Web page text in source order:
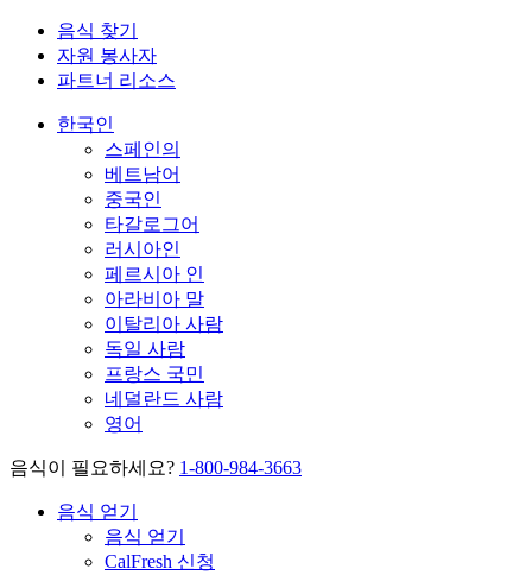
음식 찾기
자원 봉사자
파트너 리소스
한국인
스페인의
베트남어
중국인
타갈로그어
러시아인
페르시아 인
아라비아 말
이탈리아 사람
독일 사람
프랑스 국민
네덜란드 사람
영어
음식이 필요하세요? 1-800-984-3663
음식 얻기
음식 얻기
CalFresh 신청